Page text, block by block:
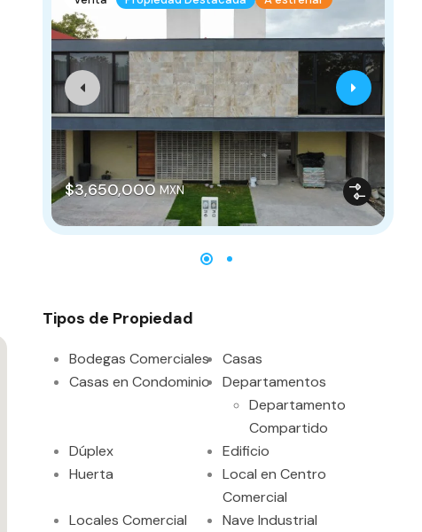
$3,650,000 MXN
Tipos de Propiedad
Bodegas Comerciales
Casas
Casas en Condominio
Departamentos
Departamento
Compartido
Dúplex
Edificio
Huerta
Local en Centro
Comercial
Locales Comercial
Nave Industrial